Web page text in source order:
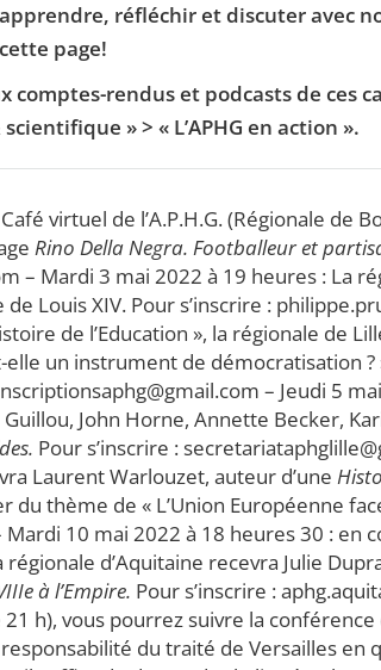
réfléchir et discuter avec
page!
comptes-rendus et podcasts de ces
» > « L’APHG en action ».
virtuel de l’A.P.H.G. (Régionale de
Rino Della Negra. Footballeur et
– Mardi 3 mai 2022 à 19 heures : La
Louis XIV. Pour s’inscrire :
de l’Education », la régionale de
elle un instrument de démocratisation
– Jeudi 5
John Horne, Annette Becker,
Pour s’inscrire :
Laurent Warlouzet, auteur d’une
du thème de « L’Union Européenne
10 mai 2022 à 18 heures 30 : en
régionale d’Aquitaine recevra Julie
à l’Empire. Pour s’inscrire :
h), vous pourrez suivre la
responsabilité du traité de Versailles